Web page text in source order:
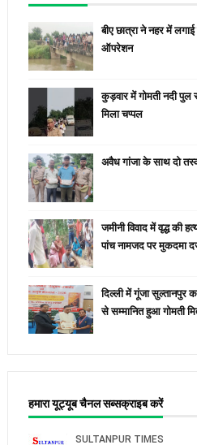
बीए छात्रा ने नहर में
ऑपरेशन
कुड़वार में गोमती नदी
मिला चप्पल
अवैध गांजा के साथ दो
जमीनी विवाद में वृद्ध की
पांच नामजद पर मुकदमा
दिल्ली में गूंजा
से सम्मानित हुआ गोमती
हमारा यूट्यूब चैनल सब्सक्राइब करें